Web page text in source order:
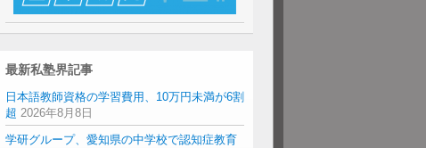
最新私塾界記事
日本語教師資格の学習費用、10万円未満が6割
超 2026年8月8日
学研グループ、愛知県の中学校で認知症教育